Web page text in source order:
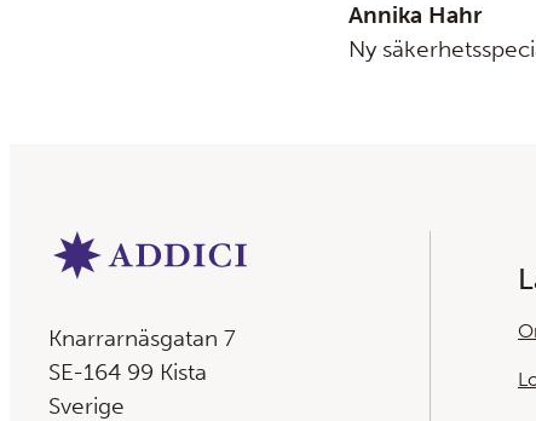
Annika Hahr
Ny
Knarrarnäsgatan 7
SE-164 99 Kista
Sverige